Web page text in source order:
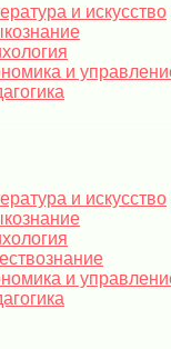
и искусство
и
и искусство
и